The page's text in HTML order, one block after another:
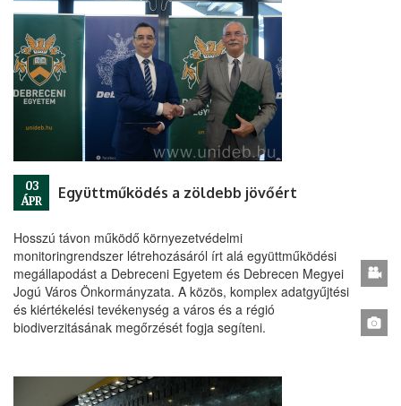
03
ÁPR
Együttműködés a zöldebb jövőért
Hosszú távon működő környezetvédelmi
monitoringrendszer létrehozásáról írt alá együttműködési
megállapodást a Debreceni Egyetem és Debrecen Megyei
Jogú Város Önkormányzata. A közös, komplex adatgyűjtési
és kiértékelési tevékenység a város és a régió
biodiverzitásának megőrzését fogja segíteni.